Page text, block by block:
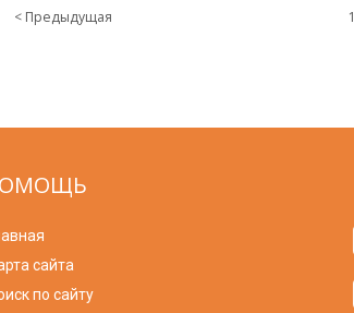
< Предыдущая 1
сайта
по сайту